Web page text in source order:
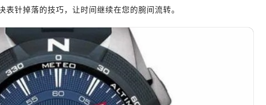
号嘉兴世界贸易中心写字楼A座13层1304室（需提前预约）
大道998号绿地双子塔（中央广场）A1座办公楼14层07室（需提前预约）
号华润中心写字楼（万象城）15层1508室（需提前预约）
号万菱汇国际中心写字楼A塔7层704室（需提前预约）
375号世界贸易中心大厦南塔写字楼15层07室（需提前预约）
号华润大厦写字楼17层1701室（需提前预约）
路7号华贸大厦写字楼1座30层05室（需提前预约）
针掉落的技巧，让时间继续在您的腕间流转。